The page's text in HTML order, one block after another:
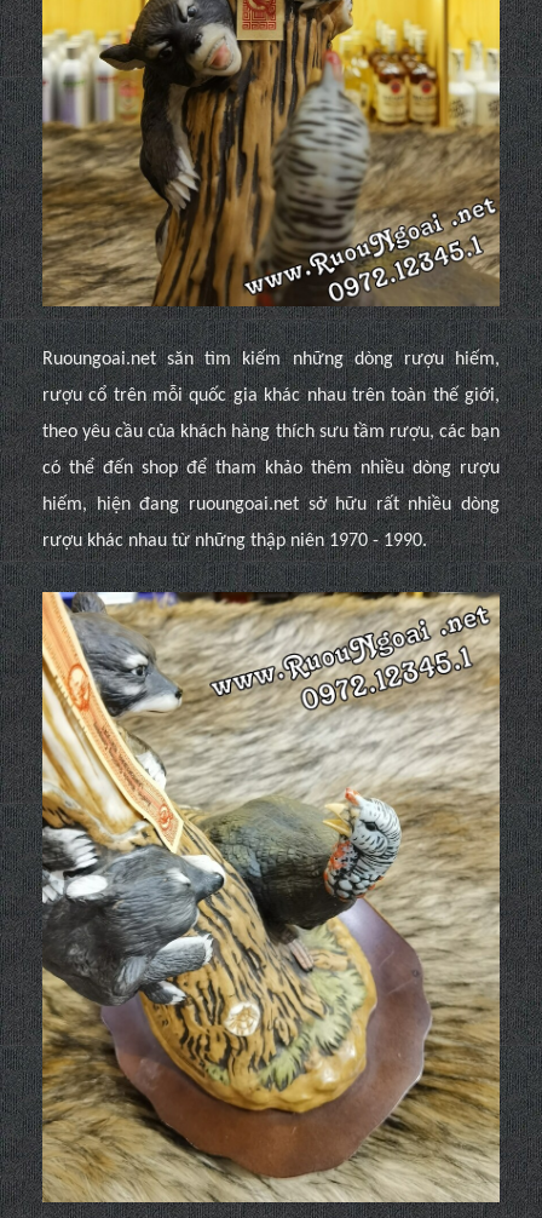
Ruoungoai.net săn tìm kiếm những dòng rượu hiếm,
rượu cổ trên mỗi quốc gia khác nhau trên toàn thế giới,
theo yêu cầu của khách hàng thích sưu tầm rượu, các bạn
có thể đến shop để tham khảo thêm nhiều dòng rượu
hiếm, hiện đang ruoungoai.net sở hữu rất nhiều dòng
rượu khác nhau từ những thập niên 1970 - 1990.